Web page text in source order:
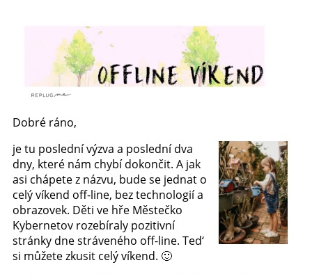
Dobré ráno,
je tu poslední výzva a poslední dva
dny, které nám chybí dokončit. A jak
asi chápete z názvu, bude se jednat o
celý víkend off-line, bez technologií a
obrazovek. Děti ve hře Městečko
Kybernetov rozebíraly pozitivní
stránky dne stráveného off-line. Ted‘
si můžete zkusit celý víkend. 🙂